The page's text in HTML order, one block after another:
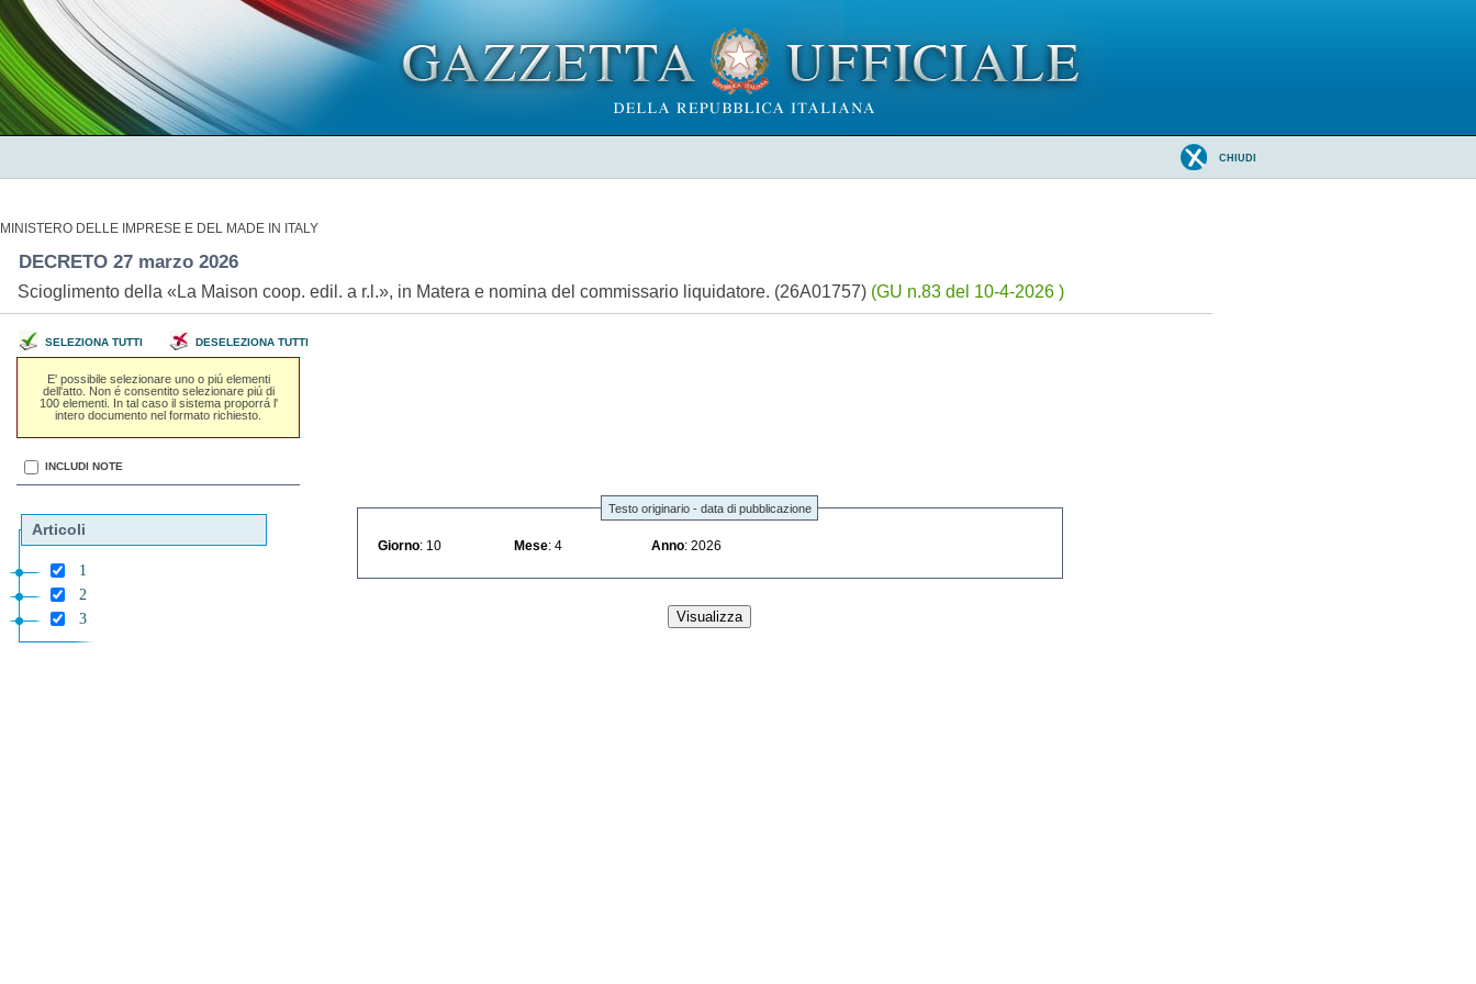
CHIUDI
MINISTERO DELLE IMPRESE E DEL MADE IN ITALY
DECRETO 27 marzo 2026
Scioglimento della «La Maison coop. edil. a r.l.», in Matera e nomina del commissario liquidatore. (26A01757) (GU n.83 del 10-4-2026 )
SELEZIONA TUTTI DESELEZIONA TUTTI
E' possibile selezionare uno o piú elementi
dell'atto. Non é consentito selezionare piú di
100 elementi. In tal caso il sistema proporrá l'
intero documento nel formato richiesto.
INCLUDI NOTE
Articoli
1
2
3
Testo originario - data di pubblicazione
Giorno : 10 Mese : 4 Anno : 2026